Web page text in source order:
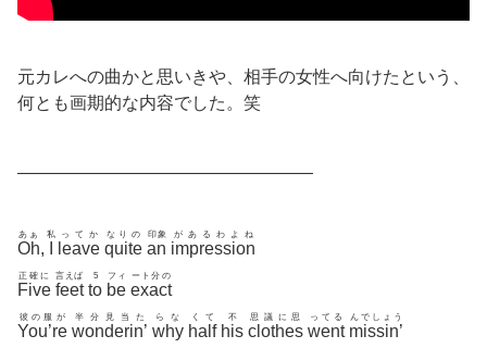
元カレへの曲かと思いきや、相手の女性へ向けたという、
何とも画期的な内容でした。笑
—————————————————
Oh
あぁ
,
私
leave
ってか
quite
なりの
an
印象
impression
があるわよね
Five
正確に
feet
言えば
to
5
be
フィ
exact
ート分の
You’re
彼の服が
wonderin’
半分見当た
why
らな
half
くて
his
不
clothes
思議に思
went
ってる
missin’
んでしょう